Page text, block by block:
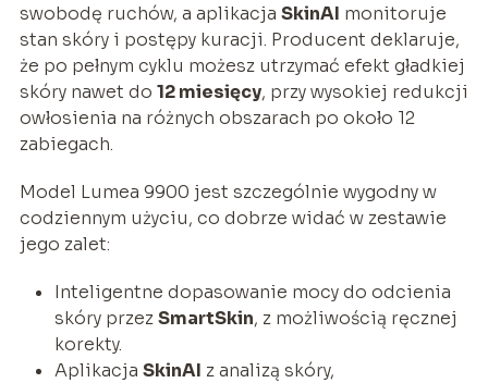
swobodę ruchów, a aplikacja SkinAI monitoruje
stan skóry i postępy kuracji. Producent deklaruje,
że po pełnym cyklu możesz utrzymać efekt gładkiej
skóry nawet do 12 miesięcy, przy wysokiej redukcji
owłosienia na różnych obszarach po około 12
zabiegach.
Model Lumea 9900 jest szczególnie wygodny w
codziennym użyciu, co dobrze widać w zestawie
jego zalet:
Inteligentne dopasowanie mocy do odcienia
skóry przezSmartSkin, z możliwością ręcznej
korekty.
Aplikacja SkinAI z analizą skóry,